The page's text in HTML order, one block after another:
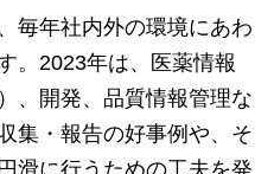
毎年社内外の環境にあわ
。2023年は、医薬情報
、開発、品質情報管理な
集・報告の好事例や、そ